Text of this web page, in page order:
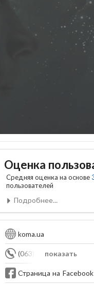
Оценка
Средняя оценка на основе
пользователей
Подробнее...
koma.ua
показать
(063) 646-01-03
Страница на Facebook